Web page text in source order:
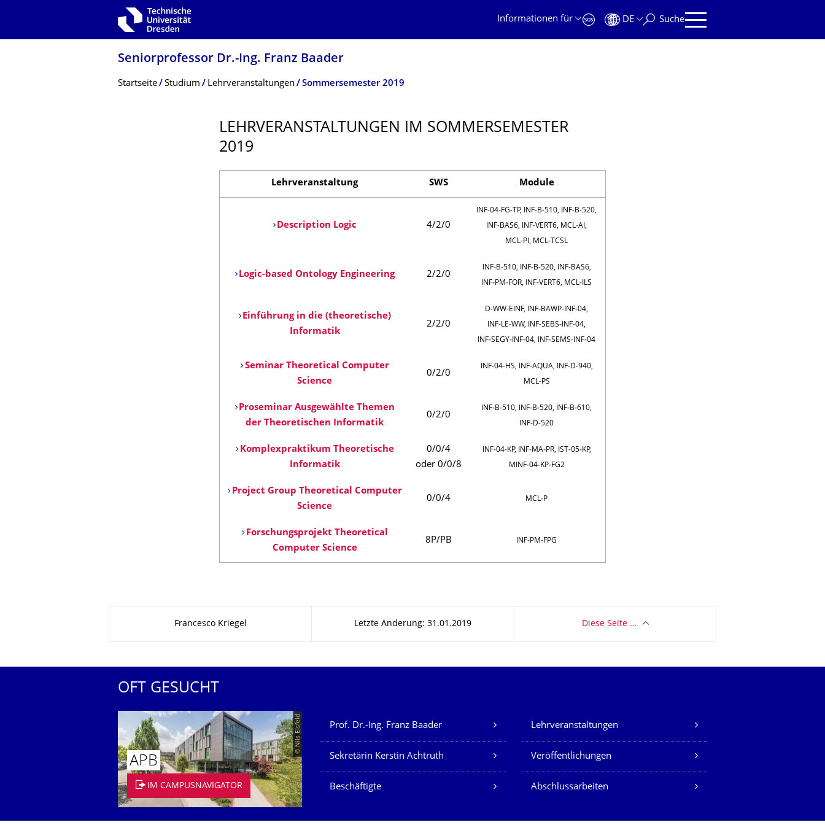
Zur Hauptnavigation springen
Informationen für
DE Suche
Seniorprofessor Dr.-Ing. Franz Baader
Breadcrumb-Menü
Startseite Studium Lehrveranstaltungen Sommersemester 2019
LEHRVERANSTAL­TUNGEN IM SOMMERSEMESTER
2019
Lehrveranstaltung SWS Module
Description Logic 4/2/0
INF‑04‑FG‑TP, INF‑B‑510, INF‑B‑520,
INF‑BAS6, INF‑VERT6, MCL‑AI,
MCL‑PI, MCL‑TCSL
Logic-based Ontology Engineering 2/2/0
INF‑B‑510, INF‑B‑520, INF‑BAS6,
INF‑PM‑FOR, INF‑VERT6, MCL‑ILS
Einführung in die (theoretische)
Informatik
2/2/0
D‑WW‑EINF, INF‑BAWP‑INF‑04,
INF‑LE‑WW, INF‑SEBS‑INF‑04,
INF‑SEGY‑INF‑04, INF‑SEMS‑INF‑04
Seminar Theoretical Computer
Science
0/2/0
INF‑04‑HS, INF‑AQUA, INF‑D‑940,
MCL‑PS
Proseminar Ausgewählte Themen
der Theoretischen Informatik
0/2/0
INF‑B‑510, INF‑B‑520, INF‑B‑610,
INF‑D‑520
Komplexpraktikum Theoretische
Informatik
0/0/4
oder 0/0/8
INF‑04‑KP, INF‑MA‑PR, IST‑05‑KP,
MINF‑04‑KP‑FG2
Project Group Theoretical Computer
Science
0/0/4 MCL‑P
Forschungsprojekt Theoretical
Computer Science
8P/PB INF‑PM‑FPG
Francesco Kriegel Letzte Änderung: 31.01.2019 Diese Seite …
OFT GESUCHT
© Nils Eisfeld
APB
IM CAMPUSNAVIGATOR
Unsere Dienste
Prof. Dr.-Ing. Franz Baader Lehrveranstaltungen
Sekretärin Kerstin Achtruth Veröffentlichungen
Beschäftigte Abschlussarbeiten